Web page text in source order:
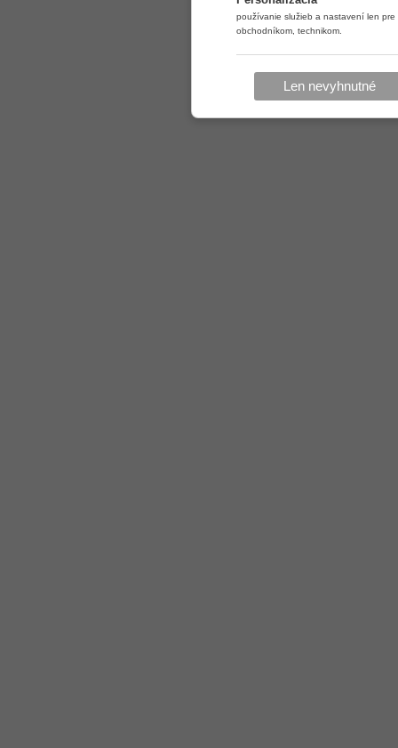
používanie služieb a nastavení len
obchodníkom, technikom.
Len nevyhnutné